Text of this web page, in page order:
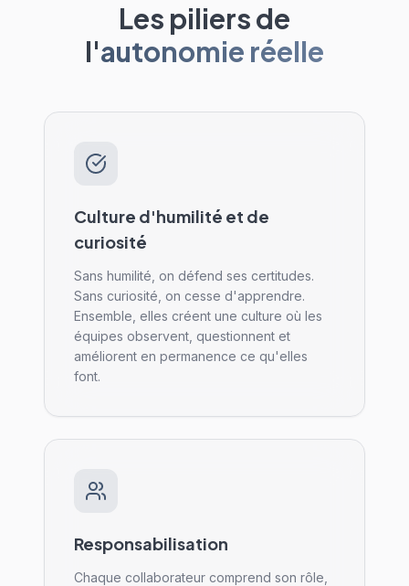
Les piliers de
l'autonomie réelle
Culture d'humilité et de
curiosité
Sans humilité, on défend ses certitudes.
Sans curiosité, on cesse d'apprendre.
Ensemble, elles créent une culture où les
équipes observent, questionnent et
améliorent en permanence ce qu'elles
font.
Responsabilisation
Chaque collaborateur comprend son rôle,